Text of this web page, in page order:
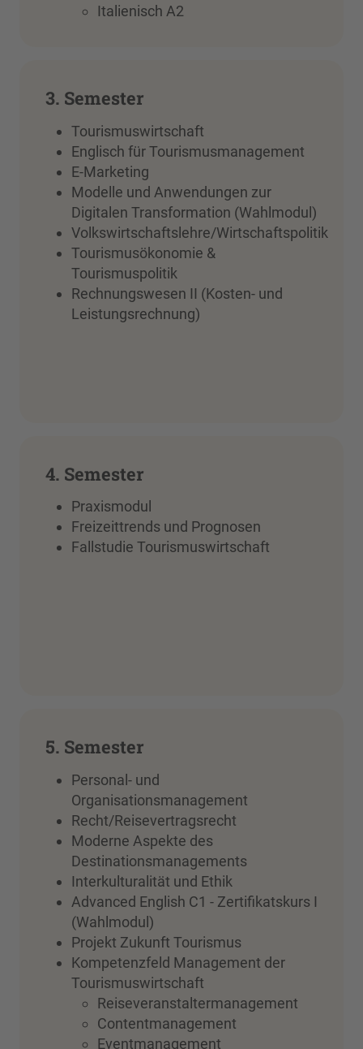
Italienisch A2
3. Semester
Tourismuswirtschaft
Englisch für Tourismusmanagement
E-Marketing
Modelle und Anwendungen zur
Digitalen Transformation (Wahlmodul)
Volkswirtschaftslehre/Wirtschaftspolitik
Tourismusökonomie &
Tourismuspolitik
Rechnungswesen II (Kosten- und
Leistungsrechnung)
4. Semester
Praxismodul
Freizeittrends und Prognosen
Fallstudie Tourismuswirtschaft
5. Semester
Personal- und
Organisationsmanagement
Recht/Reisevertragsrecht
Moderne Aspekte des
Destinationsmanagements
Interkulturalität und Ethik
Advanced English C1 - Zertifikatskurs I
(Wahlmodul)
Projekt Zukunft Tourismus
Kompetenzfeld Management der
Tourismuswirtschaft
Reiseveranstaltermanagement
Contentmanagement
Eventmanagement